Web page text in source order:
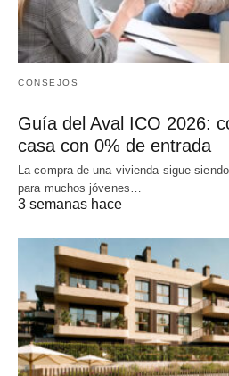
CONSEJOS
Guía del Aval ICO 2026:
casa con 0% de entrada
La compra de una vivienda sigue
para muchos jóvenes…
3 semanas hace